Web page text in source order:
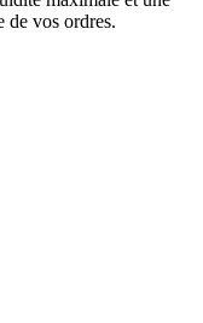
de vos ordres.